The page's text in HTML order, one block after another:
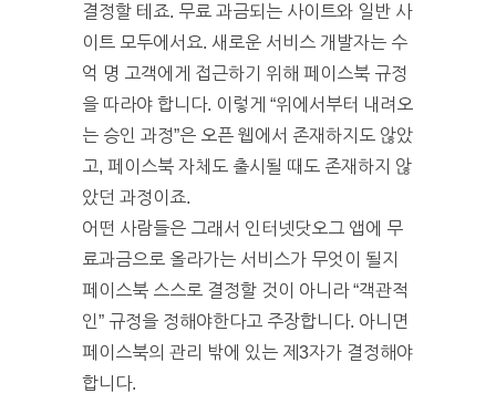
결정할 테죠. 무료 과금되는 사이트와 일반 사
이트 모두에서요. 새로운 서비스 개발자는 수
억 명 고객에게 접근하기 위해 페이스북 규정
을 따라야 합니다. 이렇게 “위에서부터 내려오
는 승인 과정”은 오픈 웹에서 존재하지도 않았
고, 페이스북 자체도 출시될 때도 존재하지 않
았던 과정이죠.
어떤 사람들은 그래서 인터넷닷오그 앱에 무
료과금으로 올라가는 서비스가 무엇이 될지
페이스북 스스로 결정할 것이 아니라 “객관적
인” 규정을 정해야한다고 주장합니다. 아니면
페이스북의 관리 밖에 있는 제3자가 결정해야
합니다.